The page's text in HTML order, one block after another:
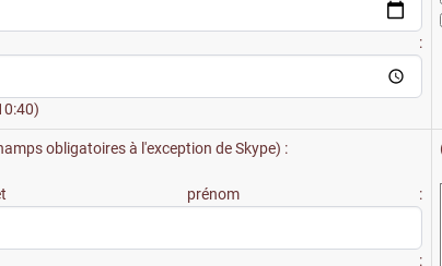
:
obligatoires à l'exception de Skype) :
prénom :
: